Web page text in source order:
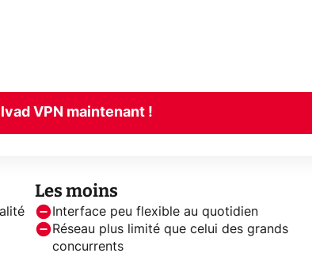
VPN maintenant !
Les moins
Interface peu flexible au quotidien
Réseau plus limité que celui des grands
concurrents